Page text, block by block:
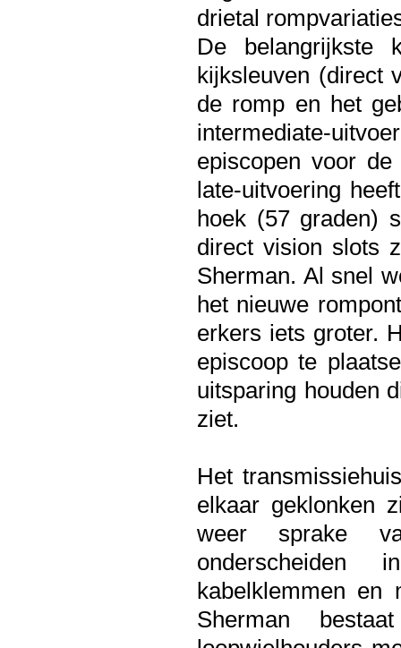
drietal
De belangrijkste
kijksleuven (direct
de romp en het
intermediate-
episcopen voor
late-uitvoering
hoek (57 graden)
direct vision slots
Sherman. Al snel
het nieuwe
erkers iets groter.
episcoop te
uitsparing houden
ziet.
Het
elkaar geklonken
weer sprake
onderscheiden
kabelklemmen en
Sherman